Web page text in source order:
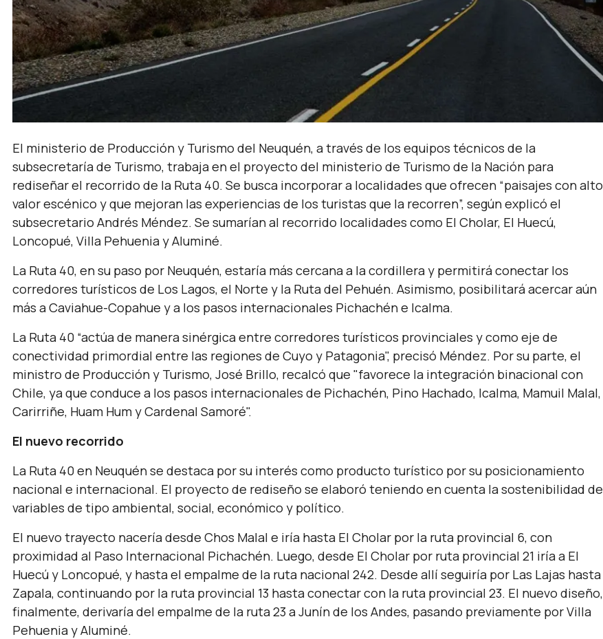
El ministerio de Producción y Turismo del Neuquén, a través de los equipos técnicos de la
subsecretaría de Turismo, trabaja en el proyecto del ministerio de Turismo de la Nación para
rediseñar el recorrido de la Ruta 40. Se busca incorporar a localidades que ofrecen “paisajes con alto
valor escénico y que mejoran las experiencias de los turistas que la recorren”, según explicó el
subsecretario Andrés Méndez. Se sumarían al recorrido localidades como El Cholar, El Huecú,
Loncopué, Villa Pehuenia y Aluminé.
La Ruta 40, en su paso por Neuquén, estaría más cercana a la cordillera y permitirá conectar los
corredores turísticos de Los Lagos, el Norte y la Ruta del Pehuén. Asimismo, posibilitará acercar aún
más a Caviahue-Copahue y a los pasos internacionales Pichachén e Icalma.
La Ruta 40 “actúa de manera sinérgica entre corredores turísticos provinciales y como eje de
conectividad primordial entre las regiones de Cuyo y Patagonia", precisó Méndez. Por su parte, el
ministro de Producción y Turismo, José Brillo, recalcó que "favorece la integración binacional con
Chile, ya que conduce a los pasos internacionales de Pichachén, Pino Hachado, Icalma, Mamuil Malal,
Carirriñe, Huam Hum y Cardenal Samoré".
El nuevo recorrido
La Ruta 40 en Neuquén se destaca por su interés como producto turístico por su posicionamiento
nacional e internacional. El proyecto de rediseño se elaboró teniendo en cuenta la sostenibilidad de
variables de tipo ambiental, social, económico y político.
El nuevo trayecto nacería desde Chos Malal e iría hasta El Cholar por la ruta provincial 6, con
proximidad al Paso Internacional Pichachén. Luego, desde El Cholar por ruta provincial 21 iría a El
Huecú y Loncopué, y hasta el empalme de la ruta nacional 242. Desde allí seguiría por Las Lajas hasta
Zapala, continuando por la ruta provincial 13 hasta conectar con la ruta provincial 23. El nuevo diseño,
finalmente, derivaría del empalme de la ruta 23 a Junín de los Andes, pasando previamente por Villa
Pehuenia y Aluminé.